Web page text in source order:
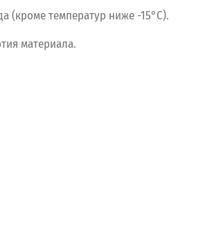
(крометемператур ниже -15°C).
материала.